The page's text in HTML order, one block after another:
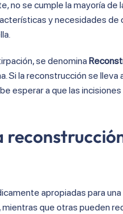
no se cumple la mayoría
y necesidades
se denomina
Si la reconstrucción se
esperar a que las
apropiadas para
que otras pueden